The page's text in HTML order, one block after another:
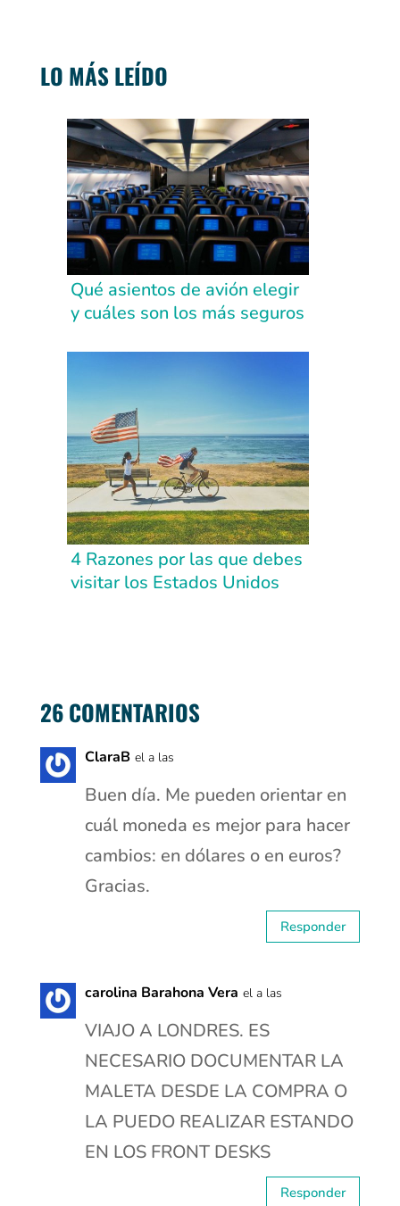
LO MÁS LEÍDO
Qué asientos de avión elegir
y cuáles son los más seguros
4 Razones por las que debes
visitar los Estados Unidos
26 COMENTARIOS
ClaraB el a las
Buen día. Me pueden orientar en
cuál moneda es mejor para hacer
cambios: en dólares o en euros?
Gracias.
Responder
carolina Barahona Vera el a las
VIAJO A LONDRES. ES
NECESARIO DOCUMENTAR LA
MALETA DESDE LA COMPRA O
LA PUEDO REALIZAR ESTANDO
EN LOS FRONT DESKS
Responder